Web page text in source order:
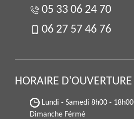
05 33 06 24 70
06 27 57 46 76
HORAIRE D'OUVERTURE
Lundi - Samedi 8h00 - 18h00
Dimanche Férmé